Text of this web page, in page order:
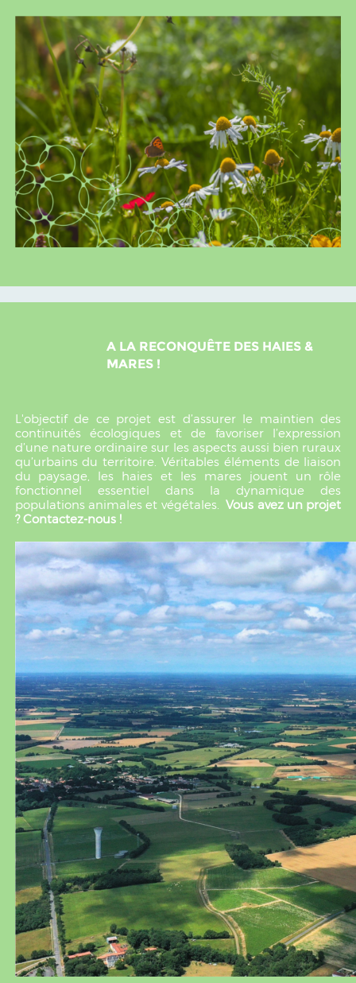
A LA RECONQUÊTE DES HAIES &
MARES !
L'objectif de ce projet est d’assurer le maintien des
continuités écologiques et de favoriser l’expression
d’une nature ordinaire sur les aspects aussi bien ruraux
qu’urbains du territoire. Véritables éléments de liaison
du paysage, les haies et les mares jouent un rôle
fonctionnel essentiel dans la dynamique des
populations animales et végétales.Vous avez un projet
? Contactez-nous !